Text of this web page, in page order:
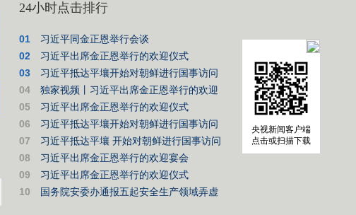
央视新闻客户端
点击或扫描下载
24小时点击排行
01
习近平同金正恩举行会谈
02
习近平出席金正恩举行的欢迎仪式
03
习近平抵达平壤开始对朝鲜进行国事访问
04
独家视频丨习近平出席金正恩举行的欢迎
仪式
05
习近平出席金正恩举行的欢迎仪式
06
习近平抵达平壤开始对朝鲜进行国事访问
07
习近平抵达平壤 开始对朝鲜进行国事访问
08
习近平出席金正恩举行的欢迎宴会
09
习近平出席金正恩举行的欢迎仪式
10
国务院安委办通报五起安全生产领域弄虚